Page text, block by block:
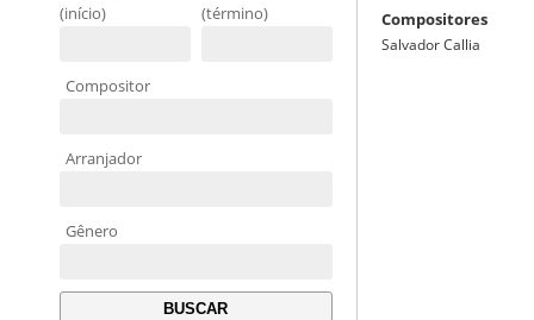
(início)
(término)
Compositor
Arranjador
Gênero
Compositores
Salvador Callia